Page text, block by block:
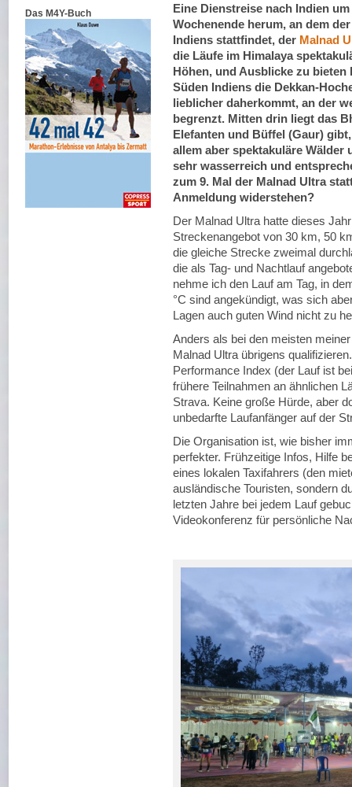
Das M4Y-Buch
Eine Dienstreise nach Indien um
Wochenende herum, an dem
Indiens stattfindet, der Malnad
die Läufe im Himalaya
Höhen, und Ausblicke zu bieten
Süden Indiens die Dekkan-
lieblicher daherkommt, an der
begrenzt. Mitten drin liegt das
Elefanten und Büffel (Gaur)
allem aber spektakuläre Wälder
sehr wasserreich und
zum 9. Mal der Malnad Ultra
Anmeldung widerstehen?
Der Malnad Ultra hatte dieses
Streckenangebot von 30 km, 50
die gleiche Strecke zweimal
die als Tag- und Nachtlauf
nehme ich den Lauf am Tag, in
°C sind angekündigt, was sich
Lagen auch guten Wind nicht zu
Anders als bei den meisten
Malnad Ultra übrigens
Performance Index (der Lauf ist
frühere Teilnahmen an ähnlichen
Strava. Keine große Hürde, aber
unbedarfte Laufanfänger auf der
Die Organisation ist, wie bisher
perfekter. Frühzeitige Infos, Hilfe
eines lokalen Taxifahrers (den
ausländische Touristen, sondern
letzten Jahre bei jedem Lauf
Videokonferenz für persönliche